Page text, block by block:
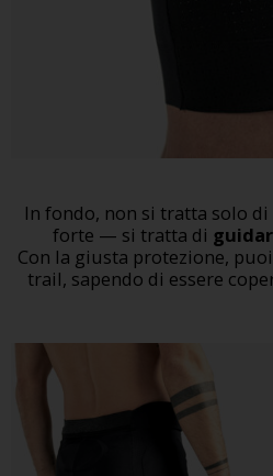
In fondo, non si tratta solo
forte — si tratta di
Con la giusta protezione,
trail, sapendo di essere